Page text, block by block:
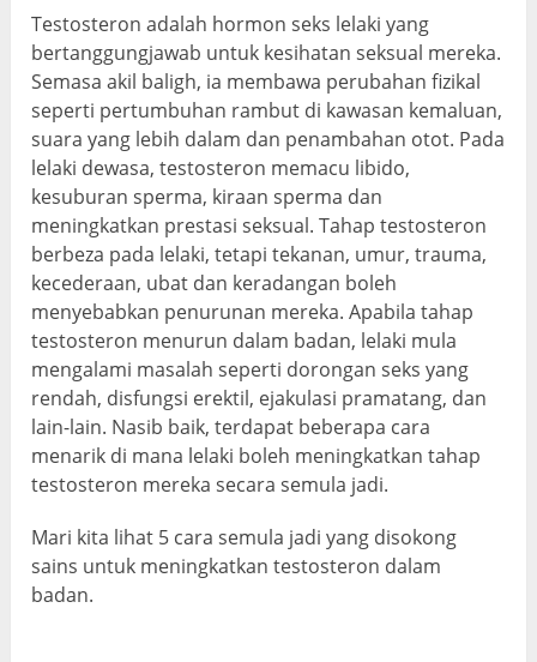
Testosteron adalah hormon seks lelaki yang
bertanggungjawab untuk kesihatan seksual mereka.
Semasa akil baligh, ia membawa perubahan fizikal
seperti pertumbuhan rambut di kawasan kemaluan,
suara yang lebih dalam dan penambahan otot. Pada
lelaki dewasa, testosteron memacu libido,
kesuburan sperma, kiraan sperma dan
meningkatkan prestasi seksual. Tahap testosteron
berbeza pada lelaki, tetapi tekanan, umur, trauma,
kecederaan, ubat dan keradangan boleh
menyebabkan penurunan mereka. Apabila tahap
testosteron menurun dalam badan, lelaki mula
mengalami masalah seperti dorongan seks yang
rendah, disfungsi erektil, ejakulasi pramatang, dan
lain-lain. Nasib baik, terdapat beberapa cara
menarik di mana lelaki boleh meningkatkan tahap
testosteron mereka secara semula jadi.
Mari kita lihat 5 cara semula jadi yang disokong
sains untuk meningkatkan testosteron dalam
badan.